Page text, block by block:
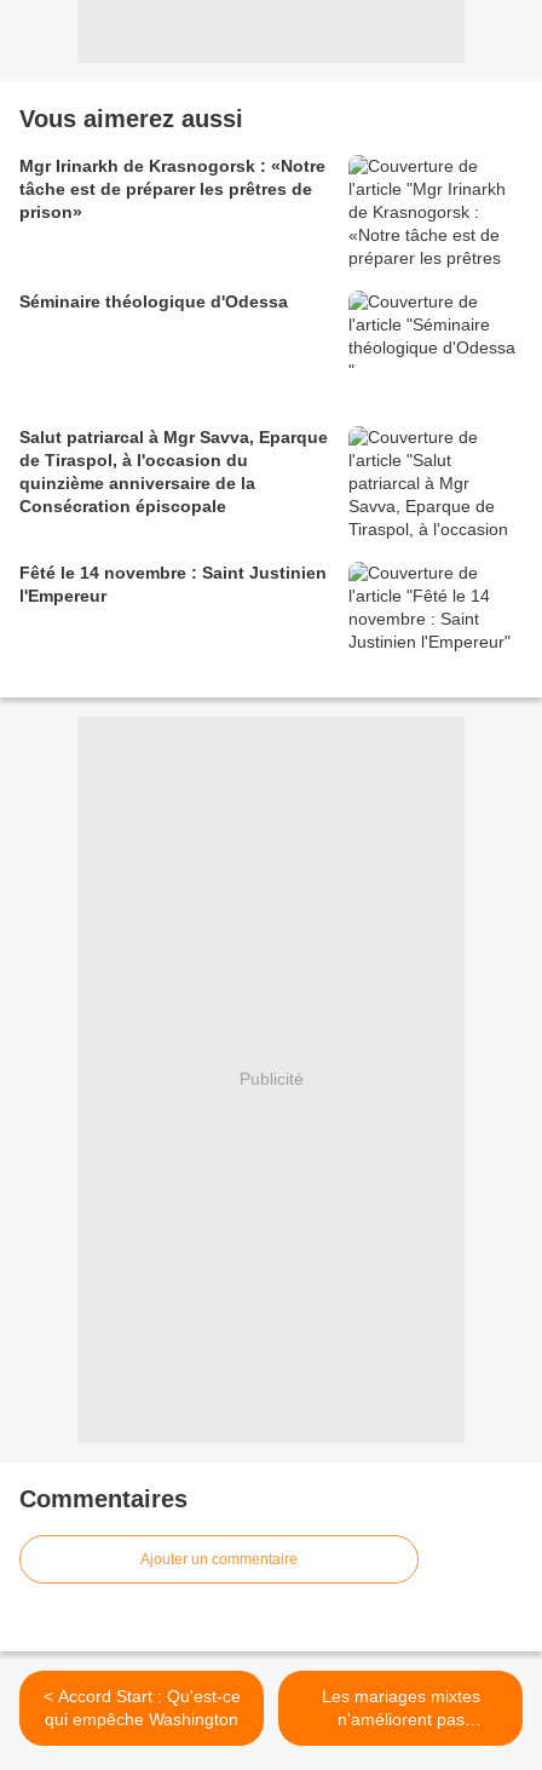
Vous aimerez aussi
Mgr Irinarkh de Krasnogorsk : «Notre
tâche est de préparer les prêtres de
prison»
Séminaire théologique d'Odessa
Salut patriarcal à Mgr Savva, Eparque
de Tiraspol, à l'occasion du
quinzième anniversaire de la
Consécration épiscopale
Fêté le 14 novembre : Saint Justinien
l'Empereur
Publicité
Commentaires
Ajouter un commentaire
< Accord Start : Qu'est-ce
qui empêche Washington
Les mariages mixtes
n'améliorent pas
l'intégration >